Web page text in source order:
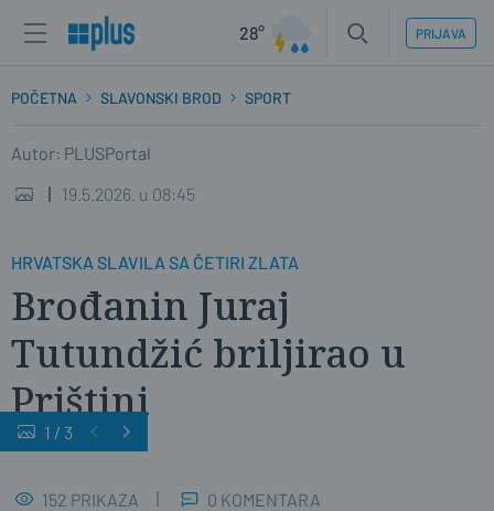
28° PRIJAVA
POČETNA SLAVONSKI BROD SPORT
Autor: PLUSPortal
19.5.2026. u 08:45
HRVATSKA SLAVILA SA ČETIRI ZLATA
Brođanin Juraj
Tutundžić briljirao u
Prištini
1 / 3
152 PRIKAZA 0 KOMENTARA